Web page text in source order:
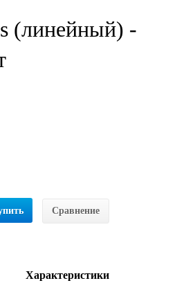
(линейный) -
Сравнение
Характеристики